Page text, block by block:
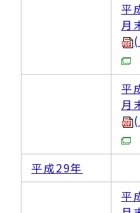
平
月
平
月
平成29年
平